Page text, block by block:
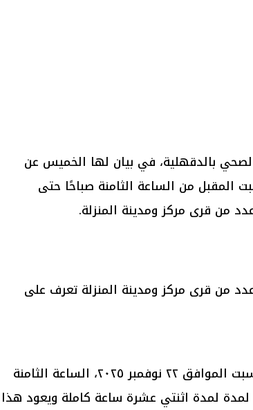
بالدقهلية، في بيان لها الخميس عن
المقبل من الساعة الثامنة صباحًا حتى
يبدأ انقطاع وضعف المياه يوم السبت الموافق ٢٢ نوفمبر ٢٠٢٥، الساعة الثامنة
لمدة لمدة اثنتي عشرة ساعة كاملة ويعود هذا